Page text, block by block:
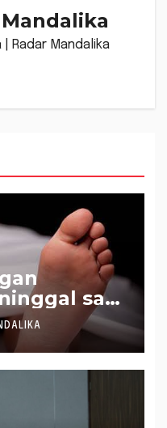
| Radar Mandalika
saat